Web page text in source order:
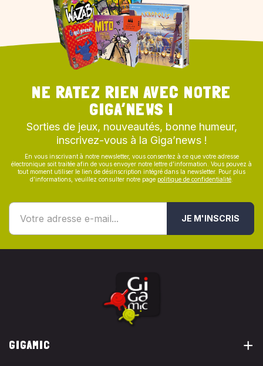
NE RATEZ RIEN AVEC NOTRE
GIGA’NEWS !
Sorties de jeux, nouveautés, bonne humeur,
inscrivez-vous à la Giga’news !
En vous inscrivant à notre newsletter, vous consentez à ce que votre adresse
électronique soit traitée afin de vous envoyer notre lettre d’information. Vous pouvez à
tout moment utiliser le lien de désinscription intégré dans la newsletter. Pour plus
d’informations, veuillez consulter notre page politique de confidentialité
JE M'INSCRIS
GIGAMIC